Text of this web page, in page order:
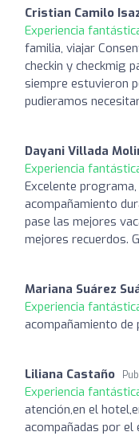
Cristian Camilo
Experiencia
familia, viajar
checkin y checkmig
siempre estuvieron
pudieramos
Dayani Villada
Experiencia
Excelente
acompañamiento
pase las mejores
mejores recuerdos.
Mariana Suárez
Experiencia
acompañamiento de
Liliana Castaño
Experiencia
atención,en el
acompañadas por el